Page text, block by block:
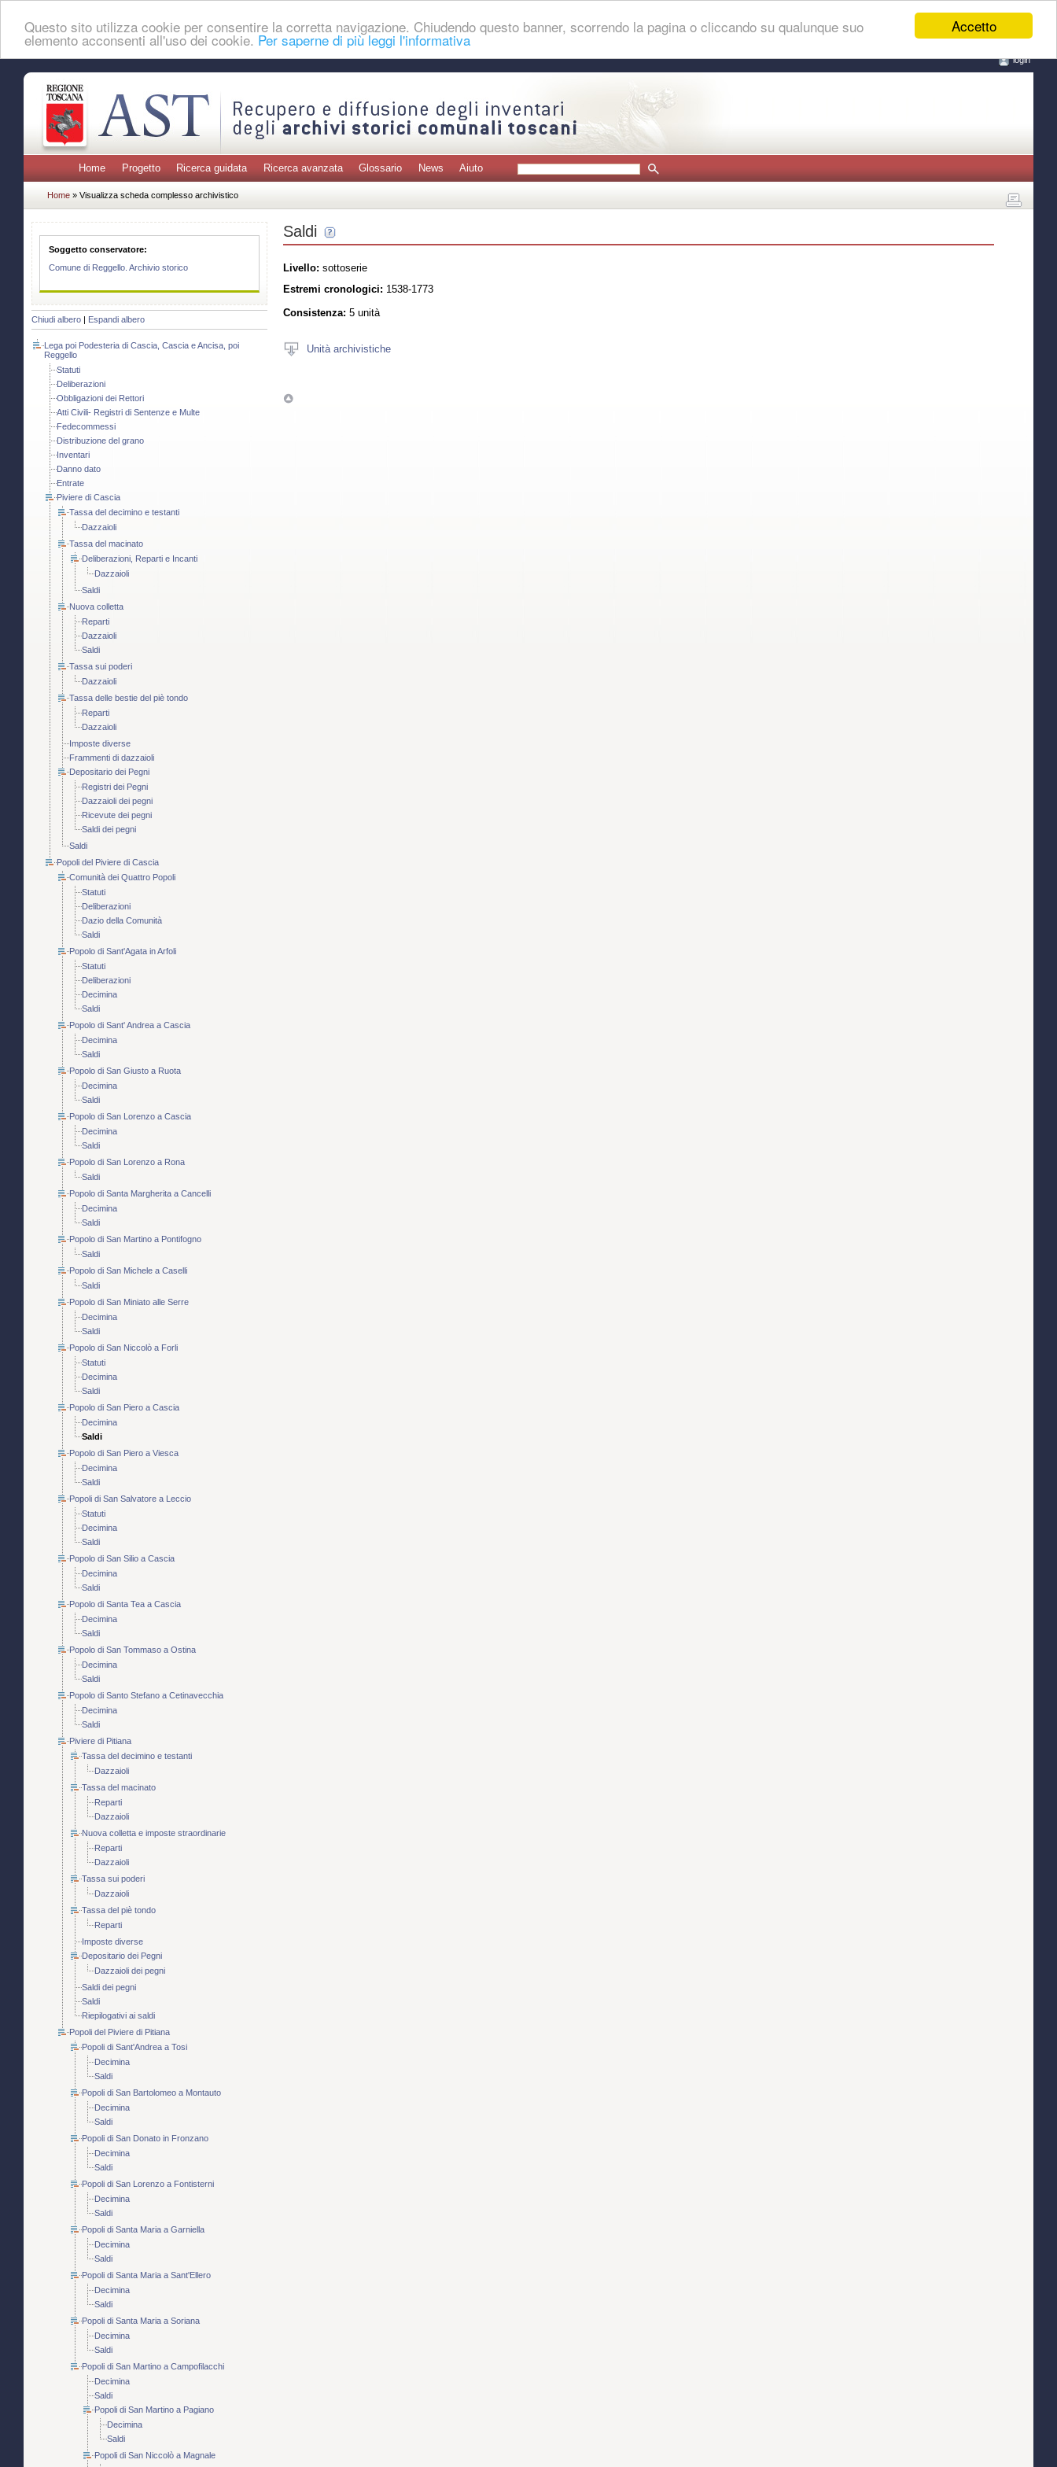
Accetto
Questo sito utilizza cookie per consentire la corretta navigazione. Chiudendo questo banner, scorrendo la pagina o cliccando su qualunque suo
elemento acconsenti all'uso dei cookie. Per saperne di più leggi l'informativa
login
Home Progetto Ricerca guidata Ricerca avanzata Glossario News Aiuto
Home » Visualizza scheda complesso archivistico
Soggetto conservatore:
Comune di Reggello. Archivio storico
Chiudi albero Espandi albero
Lega poi Podesteria di Cascia, Cascia e Ancisa, poi
Reggello
Statuti
Deliberazioni
Obbligazioni dei Rettori
Atti Civili- Registri di Sentenze e Multe
Fedecommessi
Distribuzione del grano
Inventari
Danno dato
Entrate
Piviere di Cascia
Tassa del decimino e testanti
Dazzaioli
Tassa del macinato
Deliberazioni, Reparti e Incanti
Dazzaioli
Saldi
Nuova colletta
Reparti
Dazzaioli
Saldi
Tassa sui poderi
Dazzaioli
Tassa delle bestie del piè tondo
Reparti
Dazzaioli
Imposte diverse
Frammenti di dazzaioli
Depositario dei Pegni
Registri dei Pegni
Dazzaioli dei pegni
Ricevute dei pegni
Saldi dei pegni
Saldi
Popoli del Piviere di Cascia
Comunità dei Quattro Popoli
Statuti
Deliberazioni
Dazio della Comunità
Saldi
Popolo di Sant'Agata in Arfoli
Statuti
Deliberazioni
Decimina
Saldi
Popolo di Sant' Andrea a Cascia
Decimina
Saldi
Popolo di San Giusto a Ruota
Decimina
Saldi
Popolo di San Lorenzo a Cascia
Decimina
Saldi
Popolo di San Lorenzo a Rona
Saldi
Popolo di Santa Margherita a Cancelli
Decimina
Saldi
Popolo di San Martino a Pontifogno
Saldi
Popolo di San Michele a Caselli
Saldi
Popolo di San Miniato alle Serre
Decimina
Saldi
Popolo di San Niccolò a Forli
Statuti
Decimina
Saldi
Popolo di San Piero a Cascia
Decimina
Saldi
Popolo di San Piero a Viesca
Decimina
Saldi
Popoli di San Salvatore a Leccio
Statuti
Decimina
Saldi
Popolo di San Silio a Cascia
Decimina
Saldi
Popolo di Santa Tea a Cascia
Decimina
Saldi
Popolo di San Tommaso a Ostina
Decimina
Saldi
Popolo di Santo Stefano a Cetinavecchia
Decimina
Saldi
Piviere di Pitiana
Tassa del decimino e testanti
Dazzaioli
Tassa del macinato
Reparti
Dazzaioli
Nuova colletta e imposte straordinarie
Reparti
Dazzaioli
Tassa sui poderi
Dazzaioli
Tassa del piè tondo
Reparti
Imposte diverse
Depositario dei Pegni
Dazzaioli dei pegni
Saldi dei pegni
Saldi
Riepilogativi ai saldi
Popoli del Piviere di Pitiana
Popoli di Sant'Andrea a Tosi
Decimina
Saldi
Popoli di San Bartolomeo a Montauto
Decimina
Saldi
Popoli di San Donato in Fronzano
Decimina
Saldi
Popoli di San Lorenzo a Fontisterni
Decimina
Saldi
Popoli di Santa Maria a Garniella
Decimina
Saldi
Popoli di Santa Maria a Sant'Ellero
Decimina
Saldi
Popoli di Santa Maria a Soriana
Decimina
Saldi
Popoli di San Martino a Campofilacchi
Decimina
Saldi
Popoli di San Martino a Pagiano
Decimina
Saldi
Popoli di San Niccolò a Magnale
Saldi
Livello: sottoserie
Estremi cronologici: 1538-1773
Consistenza: 5 unità
Unità archivistiche